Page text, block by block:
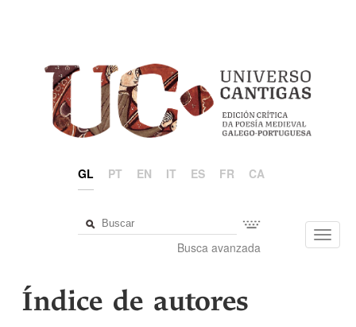
GL PT EN IT ES FR CA
Busca avanzada
Índice de autores